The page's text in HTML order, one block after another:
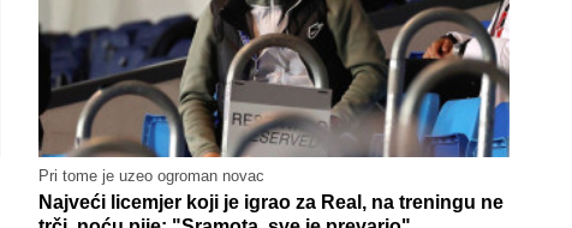
Pri tome je uzeo ogroman novac
Najveći licemjer koji je igrao za Real, na treningu ne